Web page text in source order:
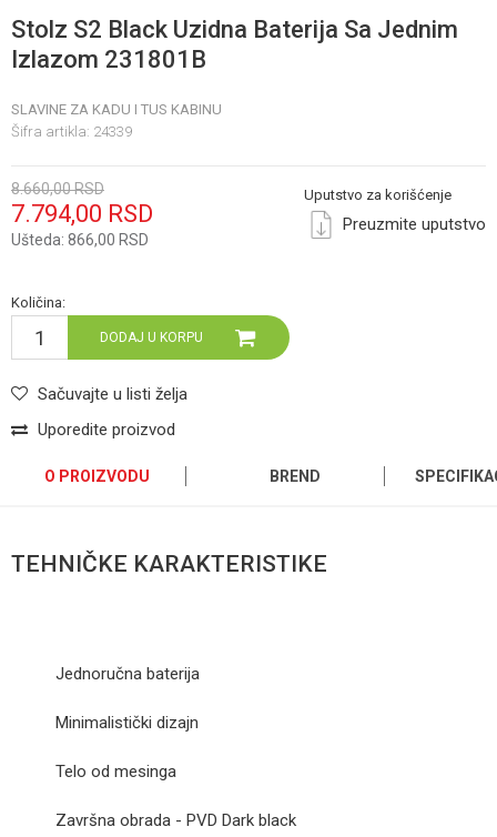
Stolz S2 Black Uzidna Baterija Sa Jednim
Izlazom 231801B
SLAVINE ZA KADU I TUS KABINU
Šifra artikla: 24339
Uputstvo za korišćenje
Preuzmite uputstvo
8.660,00RSD
7.794,00 RSD
Ušteda: 866,00 RSD
Količina:
DODAJ U KORPU
Sačuvajte u listi želja
Uporedite proizvod
O PROIZVODU BREND
TEHNIČKE KARAKTERISTIKE
Jednoručna baterija
Minimalistički dizajn
Telo od mesinga
Završna obrada - PVD Dark black